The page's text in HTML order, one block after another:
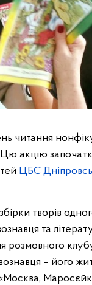
читання
Цю акцію
ЦБС
творів
та
розмовного
– його